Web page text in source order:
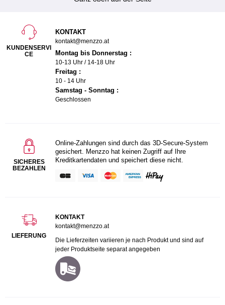
KUNDENSERVI
CE
KONTAKT
kontakt@menzzo.at
Montag bis Donnerstag :
10-13 Uhr / 14-18 Uhr
Freitag :
10 - 14 Uhr
Samstag - Sonntag :
Geschlossen
SICHERES
BEZAHLEN
Online-Zahlungen sind durch das 3D-Secure-System
gesichert. Menzzo hat keinen Zugriff auf Ihre
Kreditkartendaten und speichert diese nicht.
LIEFERUNG
KONTAKT
kontakt@menzzo.at
Die Lieferzeiten variieren je nach Produkt und sind auf
jeder Produktseite separat angegeben